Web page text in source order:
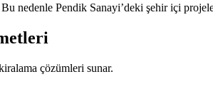
nedenle Pendik Sanayi’deki şehir içi
çözümleri sunar.